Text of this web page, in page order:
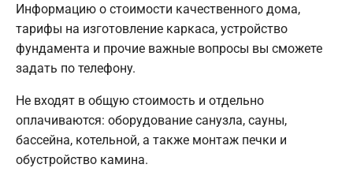
Информацию о стоимости качественного дома,
тарифы на изготовление каркаса, устройство
фундамента и прочие важные вопросы вы сможете
задать по телефону.
Не входят в общую стоимость и отдельно
оплачиваются: оборудование санузла, сауны,
бассейна, котельной, а также монтаж печки и
обустройство камина.